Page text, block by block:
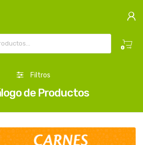
0
Filtros
de Productos